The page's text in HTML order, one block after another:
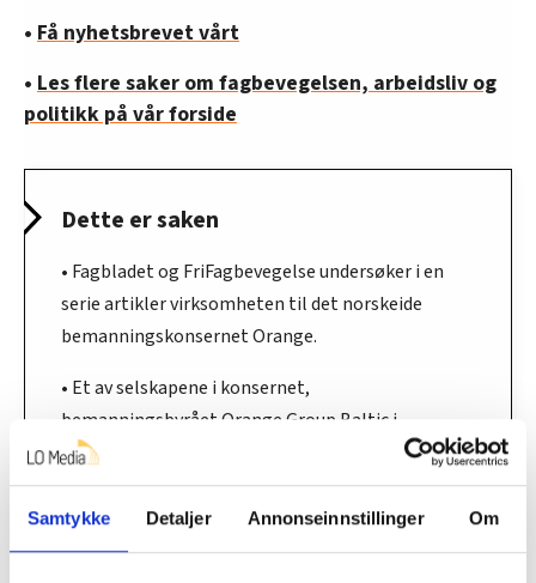
Samtykke Detaljer Annonseinnstillinger Om
• Få nyhetsbrevet vårt
• Les flere saker om fagbevegelsen, arbeidsliv og
politikk på vår forside
Dette er saken
• Fagbladet og FriFagbevegelse undersøker i en
serie artikler virksomheten til det norskeide
bemanningskonsernet Orange.
• Et av selskapene i konsernet,
bemanningsbyrået Orange Group Baltic i
Litauen, har siden 2008 leid ut sykepleiere fra
østeuropeiske land til bemanningsbyrået
Orange Helse (i fjor omdøpt til Sydvest
Prosjekt) i Norge. De har igjen leid dem ut til